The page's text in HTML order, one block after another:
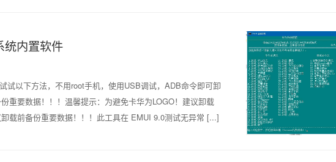
统内置软件
以下方法，不用root手机，使用USB调试，ADB命令即可卸
重要数据！！！温馨提示：为避免卡华为LOGO！建议卸载
载前备份重要数据！！！此工具在 EMUI 9.0测试无异常 [...]